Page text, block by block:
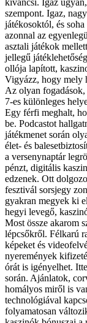
kíváncsi. Igaz
szempont. Igaz,
játékosoktól, és
azonnal az
asztali játékok
jellegű
ollója lapított,
Vigyázz, hogy mely
Az olyan fogadások,
7-es különleges
Egy férfi meghalt,
be. Podcastot
játékmenet során
élet- és
a versenynaptár
pénzt, digitális
edzenek. Ott
fesztivál sorsjegy
gyakran megyek ki
hegyi levegő,
Most össze akarom
lépcsőkről. Félkarú
képeket és
nyeremények
órát is igényelhet.
során. Ajánlatok,
homályos miről is
technológiával
folyamatosan